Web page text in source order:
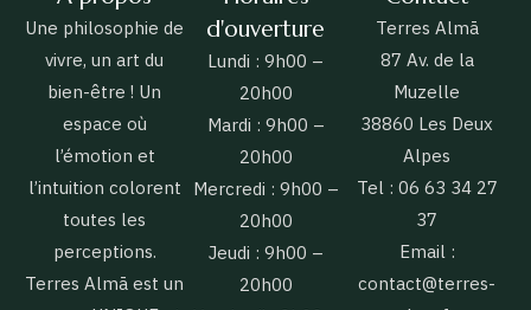
Une philosophie de
vivre, un art du
bien-être ! Un
espace où
l’émotion et
l’intuition colorent
toutes les
perceptions.
Terres Almā est un
d'ouverture
Lundi : 9h00 –
20h00
Mardi : 9h00 –
20h00
Mercredi : 9h00 –
20h00
Jeudi : 9h00 –
20h00
Terres Almā
87 Av. de la
Muzelle
38860 Les Deux
Alpes
Tel : 06 63 34 27
37
Email :
contact@terres-